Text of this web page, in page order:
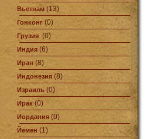
Вьетнам (13)
Гонконг (0)
Грузия (0)
Индия (6)
Иран (8)
Индонезия (8)
Израиль (0)
Ирак(0)
Иордания (0)
Йемен (1)